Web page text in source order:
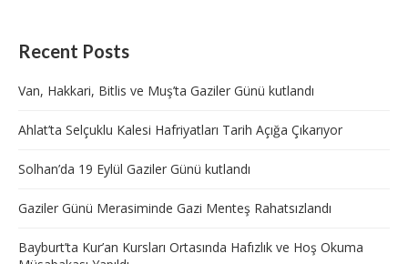
Recent Posts
Van, Hakkari, Bitlis ve Muş’ta Gaziler Günü kutlandı
Ahlat’ta Selçuklu Kalesi Hafriyatları Tarih Açığa Çıkarıyor
Solhan’da 19 Eylül Gaziler Günü kutlandı
Gaziler Günü Merasiminde Gazi Menteş Rahatsızlandı
Bayburt’ta Kur’an Kursları Ortasında Hafızlık ve Hoş Okuma